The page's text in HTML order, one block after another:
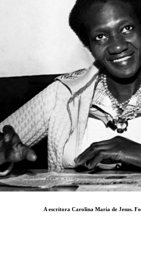
A escritora Carolina Maria de Jesus.